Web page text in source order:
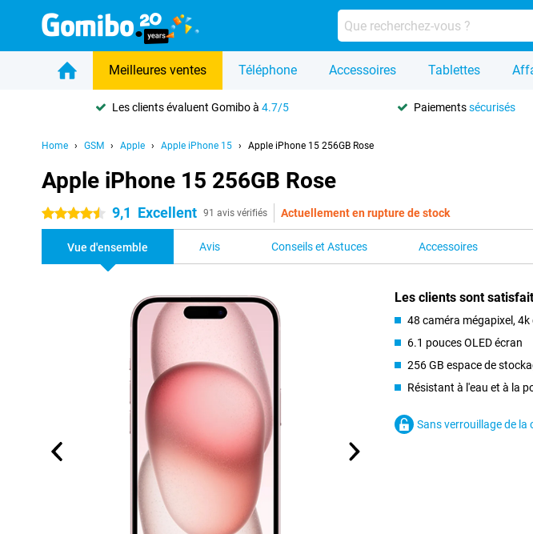
Meilleures ventes Téléphone Accessoires Tablettes
Les clients évaluent Gomibo à4.7/5 Paiementssécurisés
Home GSM Apple Apple iPhone 15 Apple iPhone 15 256GB Rose
Apple iPhone 15 256GB Rose
4.5 étoiles 9,1 Excellent 91 avis vérifiés Actuellement en rupture de stock
Vue d'ensemble Avis Conseils et Astuces Accessoires
Les clients sont
48 caméra mégapixel,
6.1 pouces OLED écran
256 GB espace de
Résistant à l'eau et à la
Sans verrouillage de la